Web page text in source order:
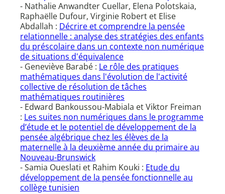
- Nathalie Anwandter Cuellar, Elena Polotskaia,
Raphaëlle Dufour, Virginie Robert et Elise
Abdallah : Décrire et comprendre la pensée
relationnelle : analyse des stratégies des enfants
du préscolaire dans un contexte non numérique
de situations d'équivalence
- Geneviève Barabé : Le rôle des pratiques
mathématiques dans l'évolution de l'activité
collective de résolution de tâches
mathématiques routinières
- Edward Bankoussou-Mabiala et Viktor Freiman
: Les suites non numériques dans le programme
d’étude et le potentiel de développement de la
pensée algébrique chez les élèves de la
maternelle à la deuxième année du primaire au
Nouveau-Brunswick
- Samia Oueslati et Rahim Kouki : Etude du
développement de la pensée fonctionnelle au
collège tunisien